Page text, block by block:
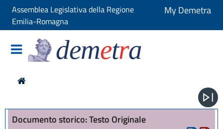
Assemblea Legislativa della Regione
Emilia-Romagna
My Demetra
demetra
Documento storico: Testo Originale